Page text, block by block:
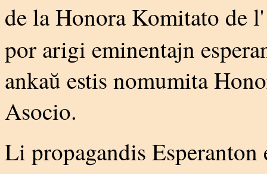
de la Honora Komitato de
por arigi eminentajn
ankaŭ estis nomumita
Asocio.
Li propagandis